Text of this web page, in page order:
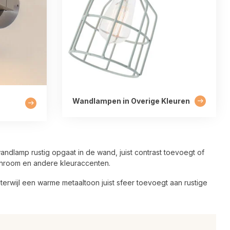
Wandlampen in Overige Kleuren
rustig opgaat in de wand, juist contrast toevoegt of
en andere kleuraccenten.
een warme metaaltoon juist sfeer toevoegt aan rustige